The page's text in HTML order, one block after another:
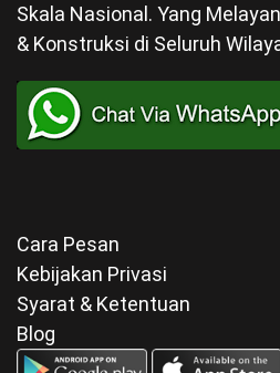
Skala Nasional. Yang
& Konstruksi di Seluruh
Cara Pesan
Kebijakan Privasi
Syarat & Ketentuan
Blog